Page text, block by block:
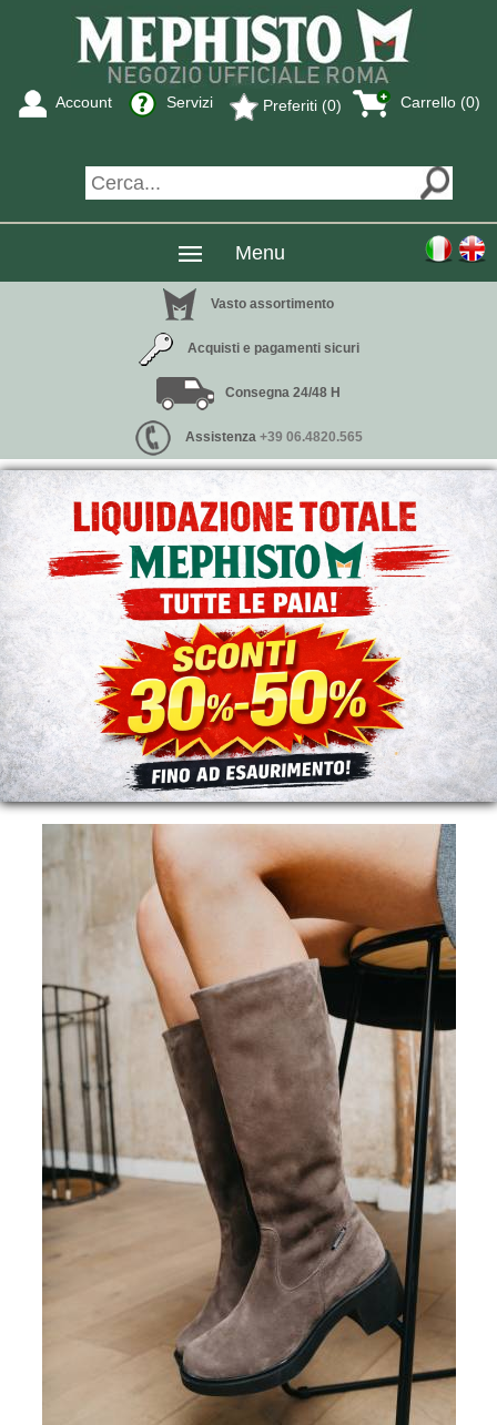
Carrello (0)
Preferiti (0)
Servizi
Account
Menu
Vasto assortimento
Acquisti e pagamenti sicuri
Consegna 24/48 H
Assistenza +39 06.4820.565